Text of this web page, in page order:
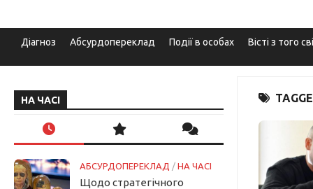
Діагноз Абсурдопереклад Події в особах Вісті з того
НА ЧАСІ
АБСУРДОПЕРЕКЛАД / НА ЧАСІ
Щодо стратегічного